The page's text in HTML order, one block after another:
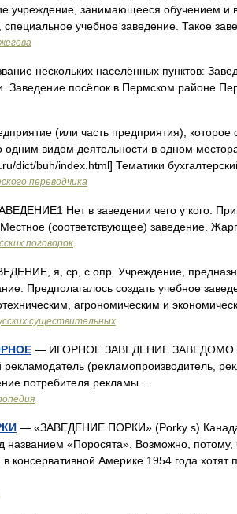
учреждение, занимающееся обучением и
учебное заведение. Такое
нескольких населённых пунктов:
Заведение посёлок в Пермском районе
(или часть предприятия), которое
видом деятельности в одном
dict/buh/index.html] Тематики
переводчика
Нет в заведении чего у кого.
(соответствующее) заведение.
поговорок
я, ср, с опр. Учреждение,
Предполагалось создать учебное
агрономическим и
существительных
— ИГОРНОЕ ЗАВЕДЕНИЕ ЗАВЕДОМО
(рекламопроизводитель,
потребителя рекламы …
— «ЗАВЕДЕНИЕ ПОРКИ» (Porky s)
названием «Поросята». Возможно,
консервативной Америке 1954 года хотят